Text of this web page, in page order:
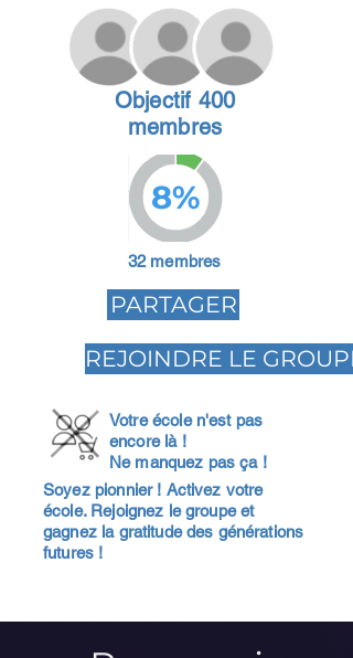
Objectif 400
membres
8%
32 membres
PARTAGER
REJOINDRE LE GROUPE
Votre école n'est pas
encore là !
Ne manquez pas ça !
Soyez pionnier ! Activez votre
école. Rejoignez le groupe et
gagnez la gratitude des générations
futures !